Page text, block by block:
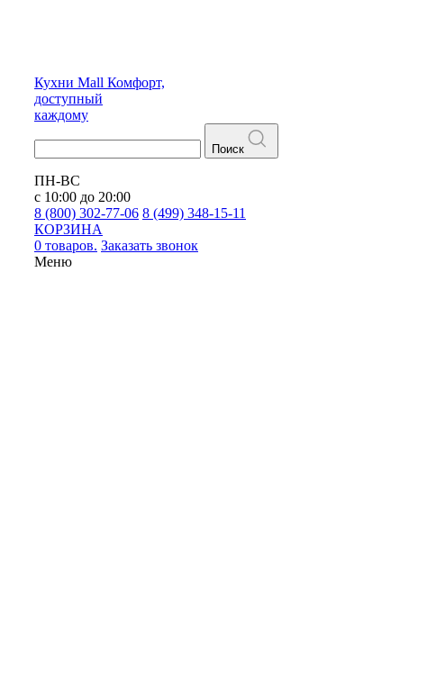
Кухни Mall Комфорт,
доступный
каждому
Поиск
ПН-ВС
с 10:00 до 20:00
8 (800) 302-77-06 8 (499) 348-15-11
КОРЗИНА
0 товаров. Заказать звонок
Меню